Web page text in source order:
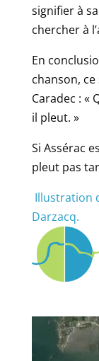
signifier à
chercher à
En
chanson,
Caradec : «
il pleut. »
Si Assérac
pleut pas
Illustration
Darzacq.